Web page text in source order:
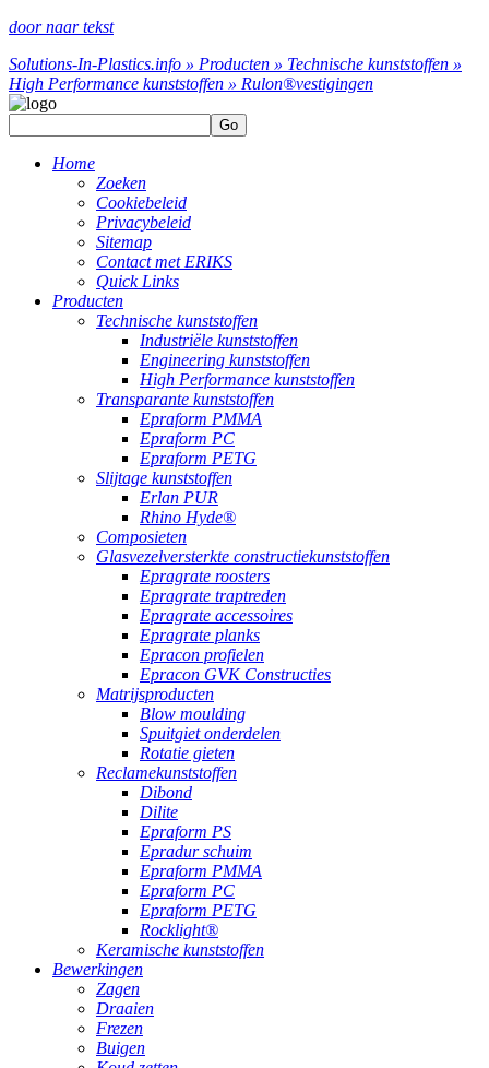
door naar tekst
Solutions-In-Plastics.info » Producten » Technische kunststoffen »
High Performance kunststoffen » Rulon®vestigingen
Go
Home
Zoeken
Cookiebeleid
Privacybeleid
Sitemap
Contact met ERIKS
Quick Links
Producten
Technische kunststoffen
Industriële kunststoffen
Engineering kunststoffen
High Performance kunststoffen
Transparante kunststoffen
Epraform PMMA
Epraform PC
Epraform PETG
Slijtage kunststoffen
Erlan PUR
Rhino Hyde®
Composieten
Glasvezelversterkte constructiekunststoffen
Epragrate roosters
Epragrate traptreden
Epragrate accessoires
Epragrate planks
Epracon profielen
Epracon GVK Constructies
Matrijsproducten
Blow moulding
Spuitgiet onderdelen
Rotatie gieten
Reclamekunststoffen
Dibond
Dilite
Epraform PS
Epradur schuim
Epraform PMMA
Epraform PC
Epraform PETG
Rocklight®
Keramische kunststoffen
Bewerkingen
Zagen
Draaien
Frezen
Buigen